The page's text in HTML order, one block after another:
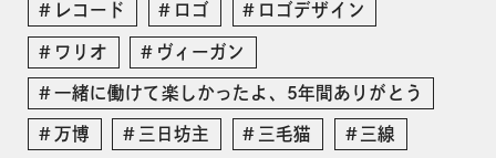
レコード ロゴ ロゴデザイン
ワリオ ヴィーガン
一緒に働けて楽しかったよ、5年間ありがとう
万博 三日坊主 三毛猫 三線